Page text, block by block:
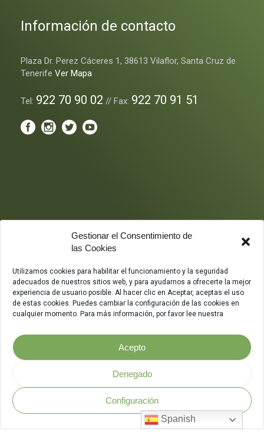
Gestionar el Consentimiento de
las Cookies
Utilizamos cookies para habilitar el funcionamiento y la seguridad
adecuados de nuestros sitios web, y para ayudarnos a ofrecerte la mejor
experiencia de usuario posible. Al hacer clic en Aceptar, aceptas el uso
de estas cookies. Puedes cambiar la configuración de las cookies en
cualquier momento. Para más información, por favor lee nuestra
Acepto
Denegado
Configuración
Información de contacto
Plaza Dr. Perez Cáceres 1, 38613 Vilaflor, Santa Cruz de
Tenerife Ver Mapa
Tel: 922 70 90 02 // Fax: 922 70 91 51
Política de Seguridad
Spanish